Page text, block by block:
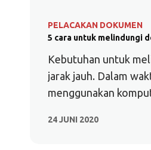
PELACAKAN DOKUMEN
5 cara untuk melindungi
Kebutuhan untuk
jarak jauh. Dalam
menggunakan
24 JUNI 2020